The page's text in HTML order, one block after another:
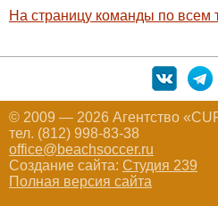
На страницу команды по всем
© 2009 — 2026 Агентство
тел. (812) 998-83-38
office@beachsoccer.ru
Создание сайта: Студия 239
Полная версия сайта